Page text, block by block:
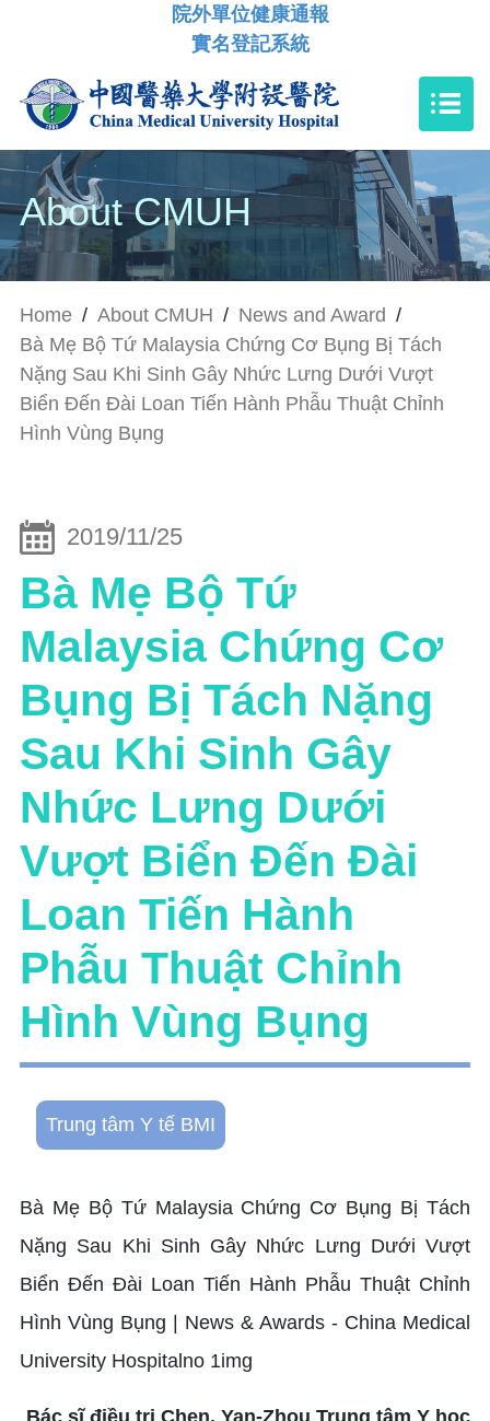
院外單位健康通報
實名登記系統
About CMUH
Home / About CMUH / News and Award /
Bà Mẹ Bộ Tứ Malaysia Chứng Cơ Bụng Bị Tách
Nặng Sau Khi Sinh Gây Nhức Lưng Dưới Vượt
Biển Đến Đài Loan Tiến Hành Phẫu Thuật Chỉnh
Hình Vùng Bụng
2019/11/25
Bà Mẹ Bộ Tứ
Malaysia Chứng Cơ
Bụng Bị Tách Nặng
Sau Khi Sinh Gây
Nhức Lưng Dưới
Vượt Biển Đến Đài
Loan Tiến Hành
Phẫu Thuật Chỉnh
Hình Vùng Bụng
Trung tâm Y tế BMI
Bác sĩ điều trị Chen, Yan-Zhou Trung tâm Y học